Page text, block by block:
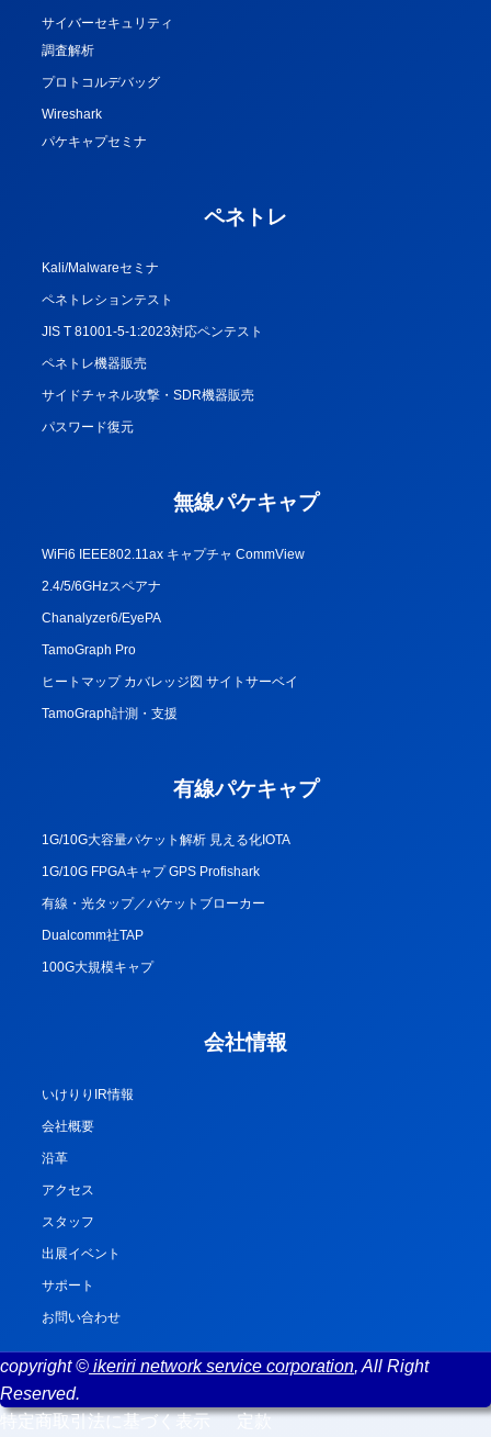
サイバーセキュリティ
調査解析
プロトコルデバッグ
Wireshark
パケキャプセミナ
ペネトレ
Kali/Malwareセミナ
ペネトレションテスト
JIS T 81001-5-1:2023対応ペンテスト
ペネトレ機器販売
サイドチャネル攻撃・SDR機器販売
パスワード復元
無線パケキャプ
WiFi6 IEEE802.11ax キャプチャ CommView
2.4/5/6GHzスペアナ
Chanalyzer6/EyePA
TamoGraph Pro
ヒートマップ カバレッジ図 サイトサーベイ
TamoGraph計測・支援
有線パケキャプ
1G/10G大容量パケット解析 見える化IOTA
1G/10G FPGAキャプ GPS Profishark
有線・光タップ／パケットブローカー
Dualcomm社TAP
100G大規模キャプ
会社情報
いけりりIR情報
会社概要
沿革
アクセス
スタッフ
出展イベント
サポート
お問い合わせ
copyright © ikeriri network service corporation, All Right
Reserved.
特定商取引法に基づく表示
定款